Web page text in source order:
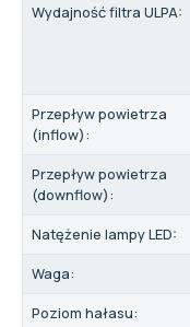
Wydajność filtra ULPA:
Przepływ powietrza
(inflow):
Przepływ powietrza
(downflow):
Natężenie lampy LED:
Waga:
Poziom hałasu: